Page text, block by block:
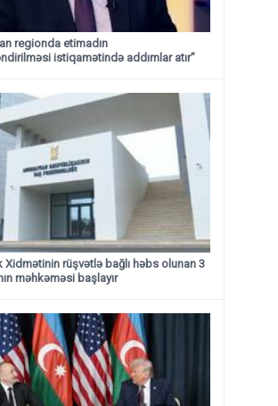
regionda etimadın
istiqamətində addımlar atır”
Xidmətinin rüşvətlə bağlı həbs olunan 3
məhkəməsi başlayır